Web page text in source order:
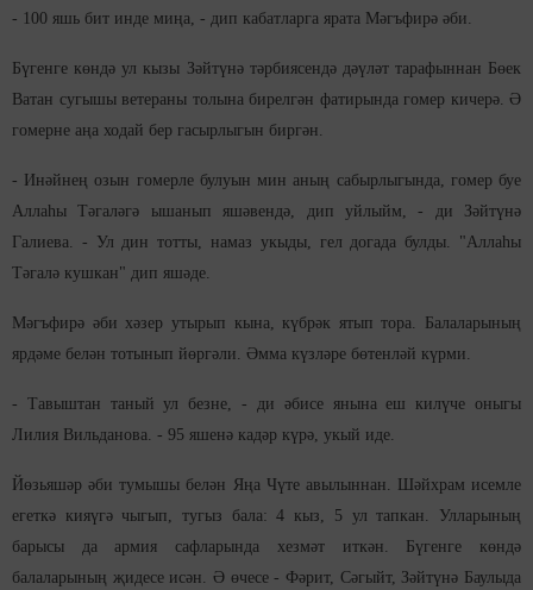
- 100 яшь бит инде миңа, - дип кабатларга ярата Мәгъфирә әби.
Бүгенге көндә ул кызы Зәйтүнә тәрбиясендә дәүләт тарафыннан Бөек
Ватан сугышы ветераны толына бирелгән фатирында гомер кичерә. Ә
гомерне аңа ходай бер гасырлыгын биргән.
- Инәйнең озын гомерле булуын мин аның сабырлыгында, гомер буе
Аллаһы Тәгаләгә ышанып яшәвендә, дип уйлыйм, - ди Зәйтүнә
Галиева. - Ул дин тотты, намаз укыды, гел догада булды. "Аллаһы
Тәгалә кушкан" дип яшәде.
Мәгъфирә әби хәзер утырып кына, күбрәк ятып тора. Балаларының
ярдәме белән тотынып йөргәли. Әмма күзләре бөтенләй күрми.
- Тавыштан таный ул безне, - ди әбисе янына еш килүче оныгы
Лилия Вильданова. - 95 яшенә кадәр күрә, укый иде.
Йөзьяшәр әби тумышы белән Яңа Чүте авылыннан. Шәйхрам исемле
егеткә кияүгә чыгып, тугыз бала: 4 кыз, 5 ул тапкан. Улларының
барысы да армия сафларында хезмәт иткән. Бүгенге көндә
балаларының җидесе исән. Ә өчесе - Фәрит, Сәгыйт, Зәйтүнә Баулыда